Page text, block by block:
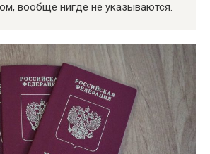
вообще нигде не указываются.